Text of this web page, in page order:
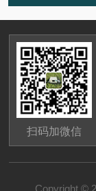
扫码加微信
Copyright ©